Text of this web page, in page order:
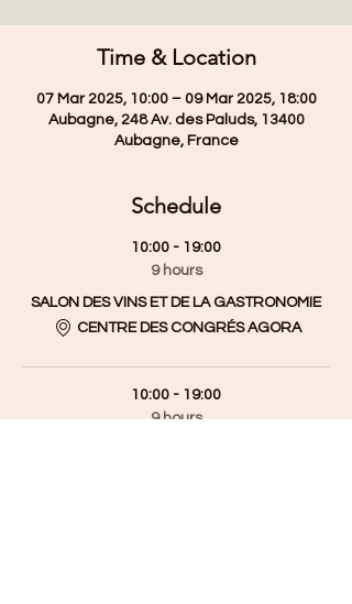
Time & Location
07 Mar 2025, 10:00 – 09 Mar 2025, 18:00
Aubagne, 248 Av. des Paluds, 13400
Aubagne, France
Schedule
10:00 - 19:00
9 hours
SALON DES VINS ET DE LA GASTRONOMIE
CENTRE DES CONGRÉS AGORA
10:00 - 19:00
9 hours